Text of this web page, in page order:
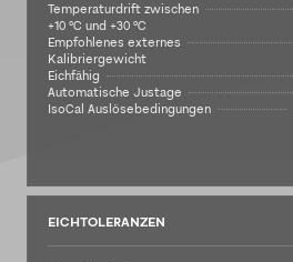
Temperaturdrift zwischen
+10 °C und +30 °C
Empfohlenes externes
Kalibriergewicht
Eichfähig
Automatische Justage
IsoCal Auslösebedingungen
EICHTOLERANZEN